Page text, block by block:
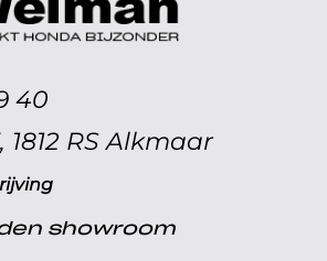
40
1812 RS Alkmaar
showroom